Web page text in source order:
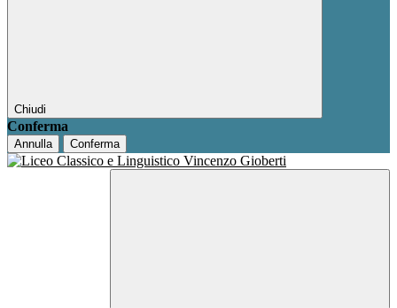
Chiudi
Conferma
Annulla Conferma